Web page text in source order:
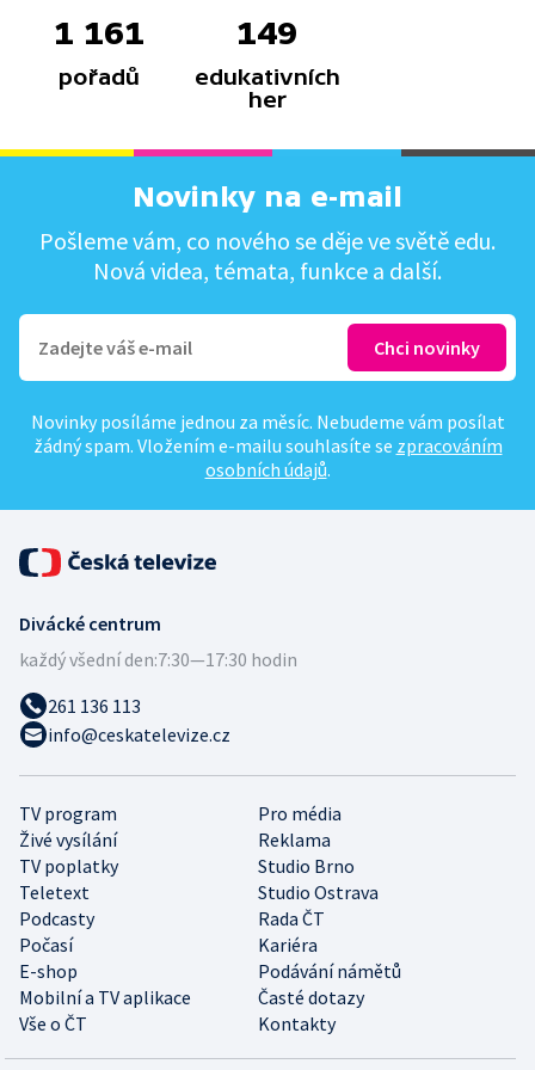
1 161
pořadů
149
edukativních
her
Novinky na e-mail
Pošleme vám, co nového se děje ve světě edu.
Nová videa, témata, funkce a další.
Novinky posíláme jednou za měsíc. Nebudeme vám posílat
žádný spam. Vložením e-mailu souhlasíte se zpracováním
osobních údajů.